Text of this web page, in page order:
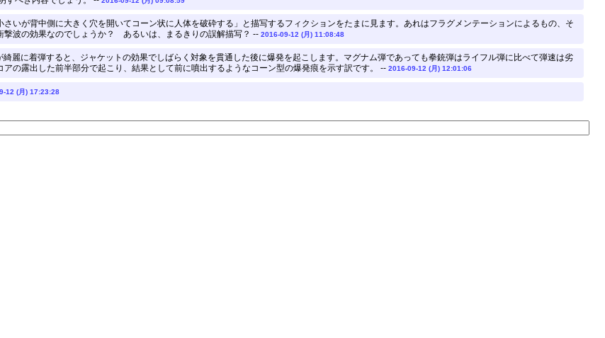
さいが背中側に大きく穴を開いてコーン状に人体を破砕する」と描写するフィクションをたまに見ます。あれはフラグメンテーションによるもの、そ
撃波の効果なのでしょうか？ あるいは、まるきりの誤解描写？ -- 2016-09-12 (月) 11:08:48
麗に着弾すると、ジャケットの効果でしばらく対象を貫通した後に爆発を起こします。マグナム弾であっても拳銃弾はライフル弾に比べて弾速は劣
の露出した前半部分で起こり、結果として前に噴出するようなコーン型の爆発痕を示す訳です。 -- 2016-09-12 (月) 12:01:06
12 (月) 17:23:28